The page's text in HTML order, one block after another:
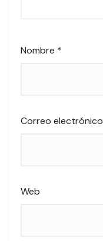
Nombre *
Correo electrónico
Web